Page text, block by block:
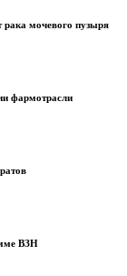
рака мочевого пузыря
фармотрасли
ВЗН